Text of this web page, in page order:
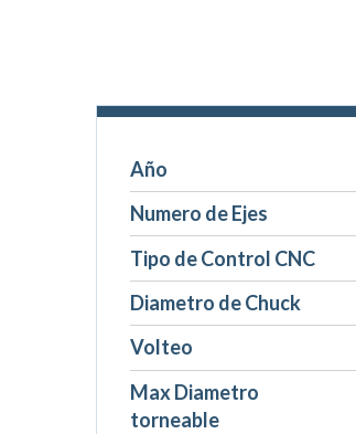
Año
Numero de Ejes
Tipo de Control CNC
Diametro de Chuck
Volteo
Max Diametro
torneable